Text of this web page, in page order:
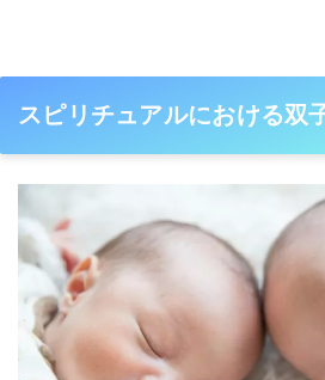
スピリチュアルにおける双